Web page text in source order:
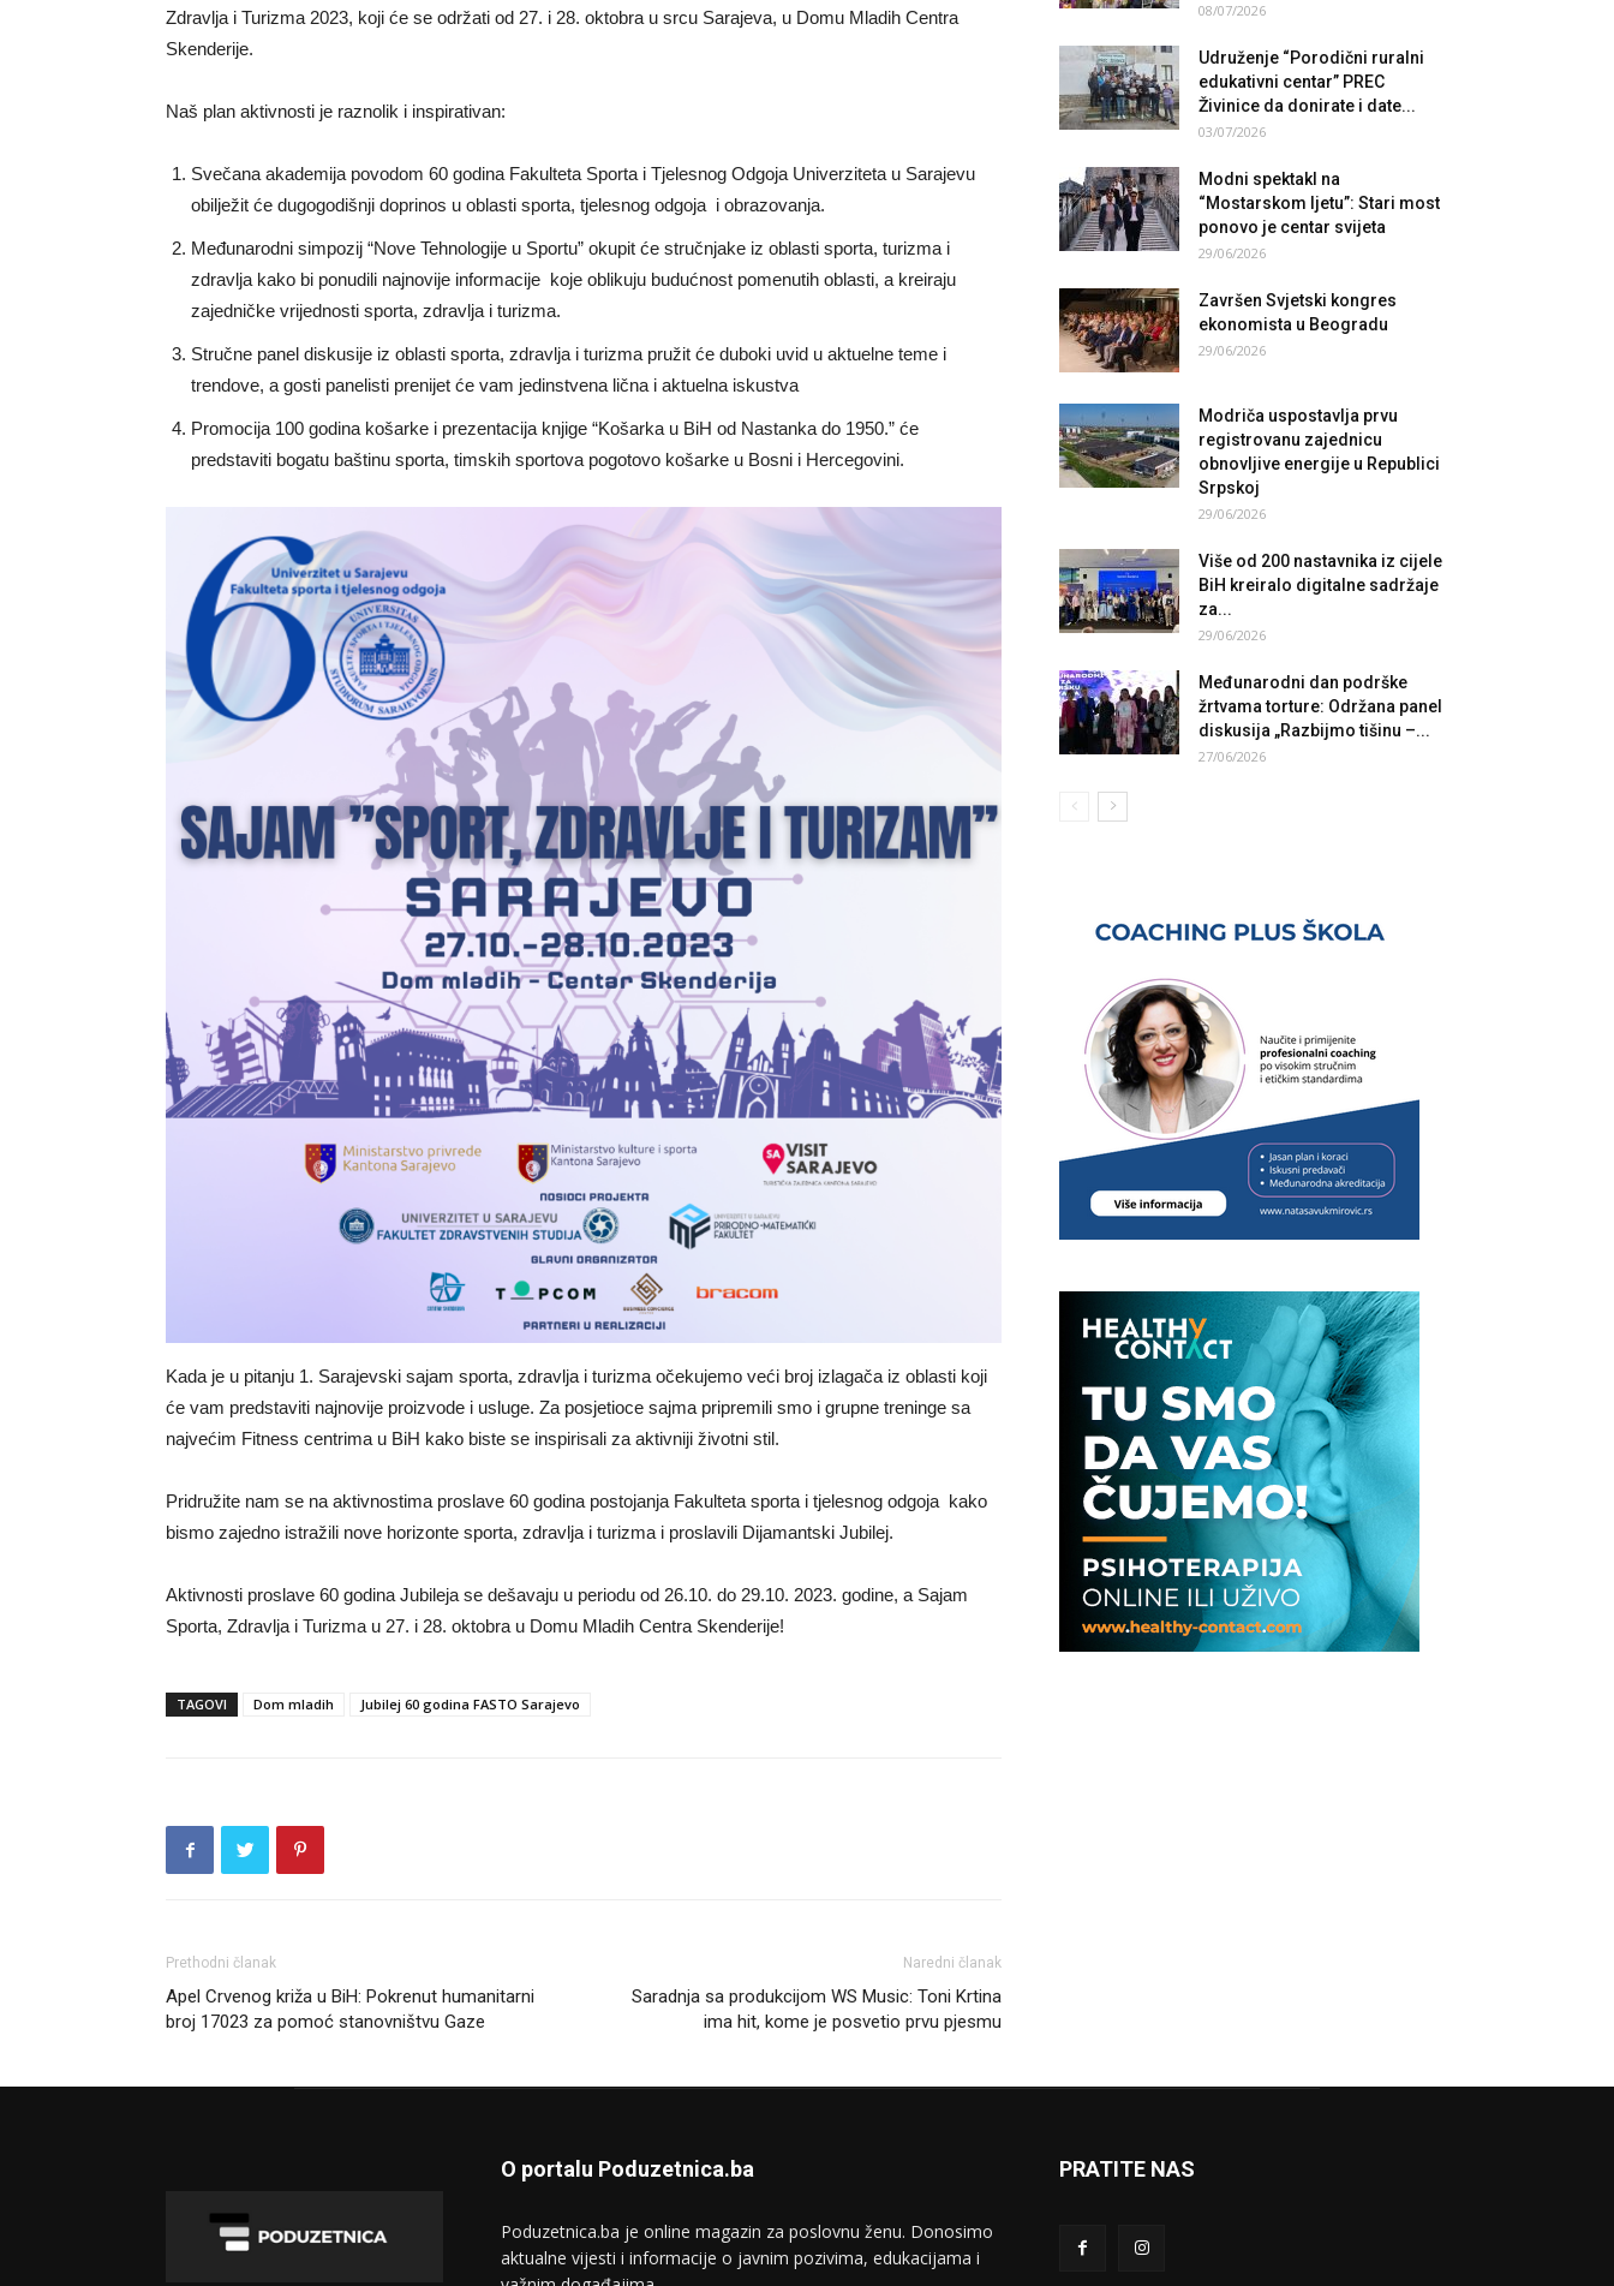
Zdravlja i Turizma 2023, koji će se održati od 27. i 28. oktobra u srcu Sarajeva, u Domu Mladih Centra
Skenderije.
Naš plan aktivnosti je raznolik i inspirativan:
Svečana akademija povodom 60 godina Fakulteta Sporta i Tjelesnog Odgoja Univerziteta u Sarajevu
obilježit će dugogodišnji doprinos u oblasti sporta, tjelesnog odgoja i obrazovanja.
Međunarodni simpozij “Nove Tehnologije u Sportu” okupit će stručnjake iz oblasti sporta, turizma i
zdravlja kako bi ponudili najnovije informacije koje oblikuju budućnost pomenutih oblasti, a kreiraju
zajedničke vrijednosti sporta, zdravlja i turizma.
Stručne panel diskusije iz oblasti sporta, zdravlja i turizma pružit će duboki uvid u aktuelne teme i
trendove, a gosti panelisti prenijet će vam jedinstvena lična i aktuelna iskustva
Promocija 100 godina košarke i prezentacija knjige “Košarka u BiH od Nastanka do 1950.” će
predstaviti bogatu baštinu sporta, timskih sportova pogotovo košarke u Bosni i Hercegovini.
Kada je u pitanju 1. Sarajevski sajam sporta, zdravlja i turizma očekujemo veći broj izlagača iz oblasti koji
će vam predstaviti najnovije proizvode i usluge. Za posjetioce sajma pripremili smo i grupne treninge sa
najvećim Fitness centrima u BiH kako biste se inspirisali za aktivniji životni stil.
Pridružite nam se na aktivnostima proslave 60 godina postojanja Fakulteta sporta i tjelesnog odgoja kako
bismo zajedno istražili nove horizonte sporta, zdravlja i turizma i proslavili Dijamantski Jubilej.
Aktivnosti proslave 60 godina Jubileja se dešavaju u periodu od 26.10. do 29.10. 2023. godine, a Sajam
Sporta, Zdravlja i Turizma u 27. i 28. oktobra u Domu Mladih Centra Skenderije!
TAGOVI Dom mladih Jubilej 60 godina FASTO Sarajevo
Prethodni članak
Apel Crvenog križa u BiH: Pokrenut humanitarni
broj 17023 za pomoć stanovništvu Gaze
Naredni članak
Saradnja sa produkcijom WS Music: Toni Krtina
ima hit, kome je posvetio prvu pjesmu
08/07/2026
Udruženje “Porodični ruralni
edukativni centar” PREC
Živinice da donirate i date...
03/07/2026
Modni spektakl na
“Mostarskom ljetu”: Stari most
ponovo je centar svijeta
29/06/2026
Završen Svjetski kongres
ekonomista u Beogradu
29/06/2026
Modriča uspostavlja prvu
registrovanu zajednicu
obnovljive energije u Republici
Srpskoj
29/06/2026
Više od 200 nastavnika iz cijele
BiH kreiralo digitalne sadržaje
za...
29/06/2026
Međunarodni dan podrške
žrtvama torture: Održana panel
diskusija „Razbijmo tišinu –...
27/06/2026
O portalu Poduzetnica.ba
Poduzetnica.ba je online magazin za poslovnu ženu. Donosimo
aktualne vijesti i informacije o javnim pozivima, edukacijama i
PRATITE NAS